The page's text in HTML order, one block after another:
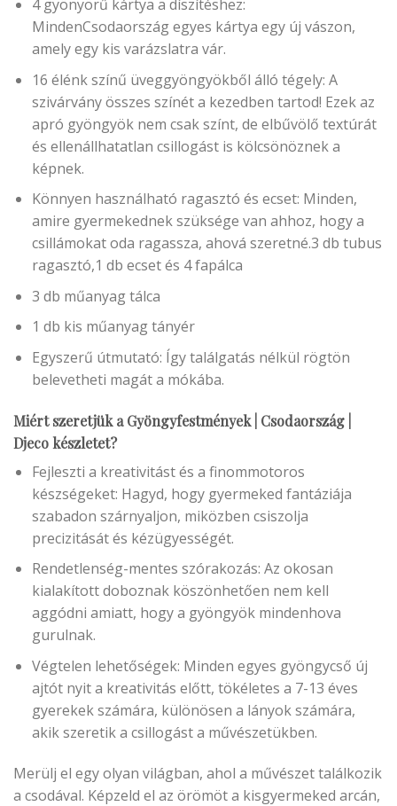
4 gyönyörű kártya a díszítéshez:
MindenCsodaország egyes kártya egy új vászon,
amely egy kis varázslatra vár.
16 élénk színű üveggyöngyökből álló tégely: A
szivárvány összes színét a kezedben tartod! Ezek az
apró gyöngyök nem csak színt, de elbűvölő textúrát
és ellenállhatatlan csillogást is kölcsönöznek a
képnek.
Könnyen használható ragasztó és ecset: Minden,
amire gyermekednek szüksége van ahhoz, hogy a
csillámokat oda ragassza, ahová szeretné.3 db tubus
ragasztó,1 db ecset és 4 fapálca
3 db műanyag tálca
1 db kis műanyag tányér
Egyszerű útmutató: Így találgatás nélkül rögtön
belevetheti magát a mókába.
Miért szeretjük a Gyöngyfestmények | Csodaország |
Djeco készletet?
Fejleszti a kreativitást és a finommotoros
készségeket: Hagyd, hogy gyermeked fantáziája
szabadon szárnyaljon, miközben csiszolja
precizitását és kézügyességét.
Rendetlenség-mentes szórakozás: Az okosan
kialakított doboznak köszönhetően nem kell
aggódni amiatt, hogy a gyöngyök mindenhova
gurulnak.
Végtelen lehetőségek: Minden egyes gyöngycső új
ajtót nyit a kreativitás előtt, tökéletes a 7-13 éves
gyerekek számára, különösen a lányok számára,
akik szeretik a csillogást a művészetükben.
Merülj el egy olyan világban, ahol a művészet találkozik
a csodával. Képzeld el az örömöt a kisgyermeked arcán,